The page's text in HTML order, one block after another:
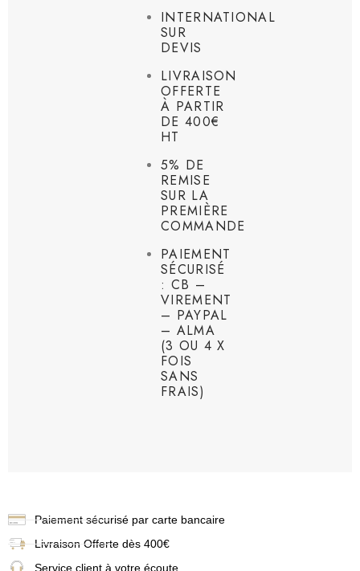
INTERNATIONAL
SUR
DEVIS
LIVRAISON
OFFERTE
À PARTIR
DE 400€
HT
5% DE
REMISE
SUR LA
PREMIÈRE
COMMANDE
PAIEMENT
SÉCURISÉ
: CB –
VIREMENT
– PAYPAL
– ALMA
(3 OU 4 X
FOIS
SANS
FRAIS)
Paiement sécurisé par carte bancaire
Livraison Offerte dès 400€
Service client à votre écoute